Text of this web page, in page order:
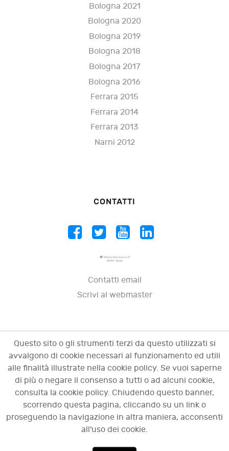
Bologna 2021
Bologna 2020
Bologna 2019
Bologna 2018
Bologna 2017
Bologna 2016
Ferrara 2015
Ferrara 2014
Ferrara 2013
Narni 2012
CONTATTI
Piazza Vescovio, n. 21
00199 - Roma
Contatti email
Scrivi al webmaster
© 2009 - 2026 OCI - Osservatorio sulle crisi
d'impresa. Tutti i diritti riservati.
Questo sito o gli strumenti terzi da questo utilizzati si
avvalgono di cookie necessari al funzionamento ed utili
alle finalità illustrate nella cookie policy. Se vuoi saperne
di più o negare il consenso a tutti o ad alcuni cookie,
consulta la cookie policy. Chiudendo questo banner,
scorrendo questa pagina, cliccando su un link o
proseguendo la navigazione in altra maniera, acconsenti
all'uso dei cookie.